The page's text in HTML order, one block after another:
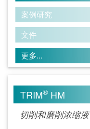
案例研究
文件
更多...
TRIM® HM
切削和磨削浓缩液